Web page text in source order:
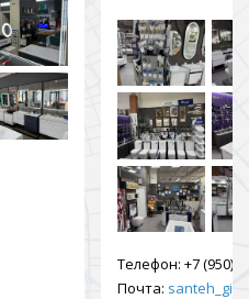
Телефон: +7 (950)
Почта: